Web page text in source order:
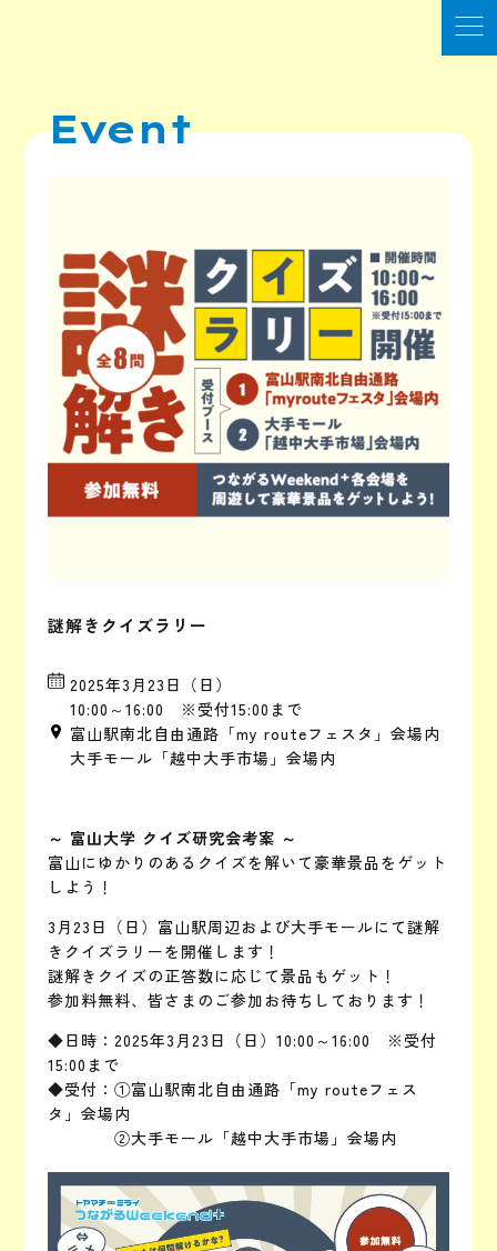
Event
謎解きクイズラリー
2025年3月23日（日）
10:00～16:00 ※受付15:00まで
富山駅南北自由通路「my routeフェスタ」会場内
大手モール「越中大手市場」会場内
～ 富山大学 クイズ研究会考案 ～
富山にゆかりのあるクイズを解いて豪華景品をゲット
しよう！
3月23日（日）富山駅周辺および大手モールにて謎解
きクイズラリーを開催します！
謎解きクイズの正答数に応じて景品もゲット！
参加料無料、皆さまのご参加お待ちしております！
◆日時：2025年3月23日（日）10:00～16:00 ※受付
15:00まで
◆受付：①富山駅南北自由通路「my routeフェス
タ」会場内
②大手モール「越中大手市場」会場内